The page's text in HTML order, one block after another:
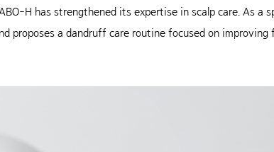
H has strengthened its expertise in scalp care. As a
proposes a dandruff care routine focused on improving